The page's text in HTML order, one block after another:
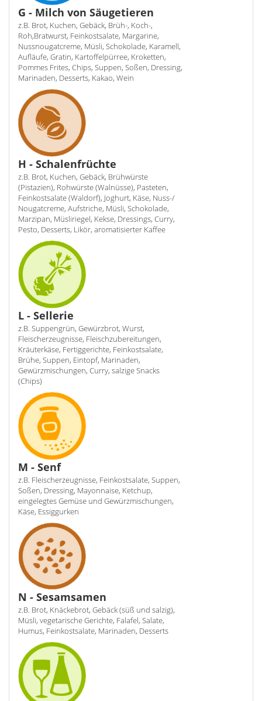
G - Milch von Säugetieren
z.B. Brot, Kuchen, Gebäck, Brüh-, Koch-,
Roh,Bratwurst, Feinkostsalate, Margarine,
Nussnougatcreme, Müsli, Schokolade, Karamell,
Aufläufe, Gratin, Kartoffelpürree, Kroketten,
Pommes Frites, Chips, Suppen, Soßen, Dressing,
Marinaden, Desserts, Kakao, Wein
H - Schalenfrüchte
z.B. Brot, Kuchen, Gebäck, Brühwürste
(Pistazien), Rohwürste (Walnüsse), Pasteten,
Feinkostsalate (Waldorf), Joghurt, Käse, Nuss-/
Nougatcreme, Aufstriche, Müsli, Schokolade,
Marzipan, Müsliriegel, Kekse, Dressings, Curry,
Pesto, Desserts, Likör, aromatisierter Kaffee
L - Sellerie
z.B. Suppengrün, Gewürzbrot, Wurst,
Fleischerzeugnisse, Fleischzubereitungen,
Kräuterkäse, Fertiggerichte, Feinkostsalate,
Brühe, Suppen, Eintopf, Marinaden,
Gewürzmischungen, Curry, salzige Snacks
(Chips)
M - Senf
z.B. Fleischerzeugnisse, Feinkostsalate, Suppen,
Soßen, Dressing, Mayonnaise, Ketchup,
eingelegtes Gemüse und Gewürzmischungen,
Käse, Essiggurken
N - Sesamsamen
z.B. Brot, Knäckebrot, Gebäck (süß und salzig),
Müsli, vegetarische Gerichte, Falafel, Salate,
Humus, Feinkostsalate, Marinaden, Desserts